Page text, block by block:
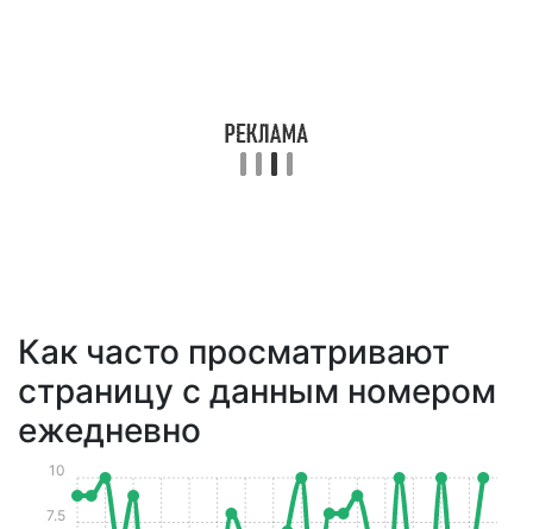
Как часто просматривают
страницу с данным номером
ежедневно
7.5
10